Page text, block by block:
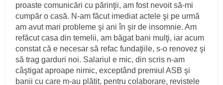
proaste comunicări cu părinţii, am fost nevoit să-mi
cumpăr o casă. N-am făcut imediat actele şi pe urmă
am avut mari probleme şi ani în şir de insomnie. Am
refăcut casa din temelii, am băgat bani mulţi, iar acum
constat că e necesar să refac fundaţiile, s-o renovez şi
să trag garduri noi. Salariul e mic, din scris n-am
câştigat aproape nimic, exceptând premiul ASB şi
banii cu care m-au plătit, pentru colaborare, revistele